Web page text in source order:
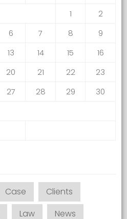
1
2
6 7 8
9
13 14 15
16
20 21 22
23
27 28 29
30
Case
Clients
Law News